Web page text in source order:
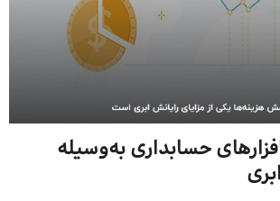
حسابداری به‌وسیله